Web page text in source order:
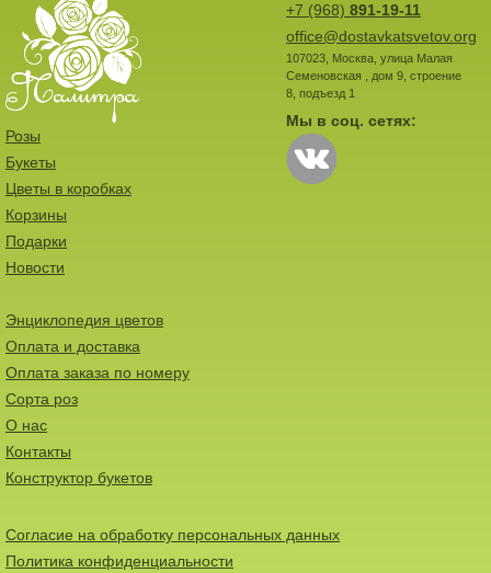
+7 (968) 891-19-11
office@dostavkatsvetov.org
107023, Москва, улица Малая
Семеновская , дом 9, строение
8, подъезд 1
Мы в соц. сетях:
Розы
Букеты
Цветы в коробках
Корзины
Подарки
Новости
Энциклопедия цветов
Оплата и доставка
Оплата заказа по номеру
Сорта роз
О нас
Контакты
Конструктор букетов
Согласие на обработку персональных данных
Политика конфиденциальности